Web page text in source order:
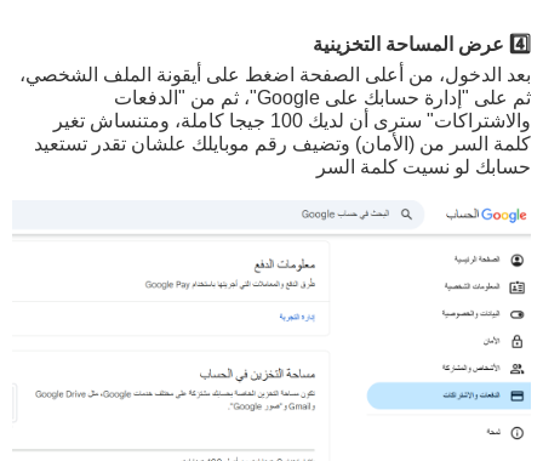
4️⃣ عرض المساحة التخزينية
بعد الدخول، من أعلى الصفحة اضغط على أيقونة الملف الشخصي،
ثم على "إدارة حسابك على Google"، ثم من "الدفعات
والاشتراكات" سترى أن لديك 100 جيجا كاملة، ومتنساش تغير
كلمة السر من (الأمان) وتضيف رقم موبايلك علشان تقدر تستعيد
حسابك لو نسيت كلمة السر